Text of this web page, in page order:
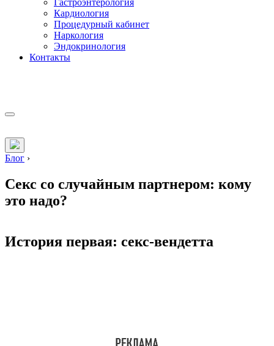
Гастроэнтерология
Кардиология
Процедурный кабинет
Наркология
Эндокринология
Контакты
Блог ›
Секс со случайным партнером: кому
это надо?
История первая: секс-вендетта